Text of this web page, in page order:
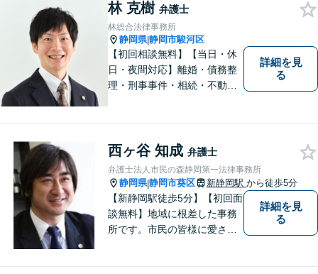
林 克樹 弁護士
林総合法律事務所
静岡県|静岡市駿河区
【初回相談無料】【当日・休
日・夜間対応】離婚・債務整
理・刑事事件・相続・不動産
す。法人・個人事業主の事業
再建・債務整理の問題解決に
自信があります。
詳細を見
る
西ヶ谷 知成 弁護士
弁護士法人市民の森静岡第一法律事務所
静岡県|静岡市葵区 新静岡駅 から徒歩5分
【新静岡駅徒歩5分】【初回面
談無料】地域に根差した事務
所です。市民の皆様に愛され
詳細を見
る